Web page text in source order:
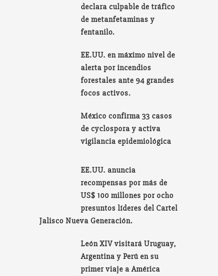
declara culpable de tráfico
de metanfetaminas y
fentanilo.
EE.UU. en máximo nivel de
alerta por incendios
forestales ante 94 grandes
focos activos.
México confirma 33 casos
de cyclospora y activa
vigilancia epidemiológica
EE.UU. anuncia
recompensas por más de
US$ 100 millones por ocho
presuntos líderes del Cartel
Jalisco Nueva Generación.
León XIV visitará Uruguay,
Argentina y Perú en su
primer viaje a América